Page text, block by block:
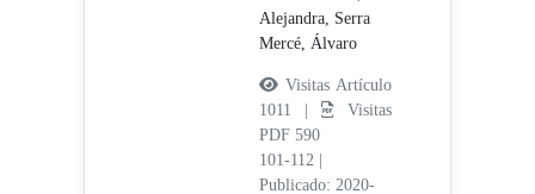
Alejandra, Serra
Mercé, Álvaro
Visitas Artículo
1011 |
Visitas
PDF 590
101-112
Publicado: 2020-